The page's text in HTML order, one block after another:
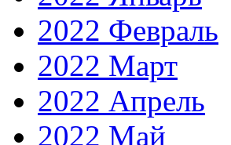
2022 Февраль
2022 Март
2022 Апрель
2022 Май